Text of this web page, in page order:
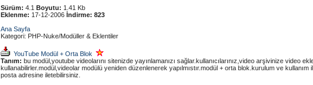
Sürüm: 4.1 Boyutu: 1.41 Kb
Eklenme: 17-12-2006 İndirme: 823
Ana Sayfa
Kategori: PHP-Nuke/Modüller & Eklentiler
YouTube Modül + Orta Blok
Tanım: bu modül,youtube videolarını sitenizde yayınlamanızı sağlar.kullanıcılarınız,video arşivinize video
kullanabilirler.modül,videolar modülü yeniden düzenlenerek yapılmıstır.modül + orta blok.kurulum ve kullanım
posta adresine iletebilirsiniz.